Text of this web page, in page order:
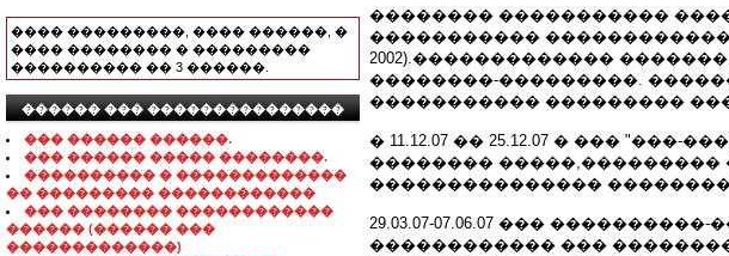
���� ���������, ���� ������, �
���� �������� � ���������
���������� �� 3 ������.
������ ��� ���������������
��� ������ ������.
��� ������ ����� ��������.
���������� � �������������
�� ��������� ������������
��� �������� ������������
������ (������ ���
�������������)
�������� �����������
�����������
2002).�������������
��������-���������.
����������� ���������
� 11.12.07 �� 25.12.07 � ���
�������� �����,���������
���������������
29.03.07-07.06.07 ���
������������ ���